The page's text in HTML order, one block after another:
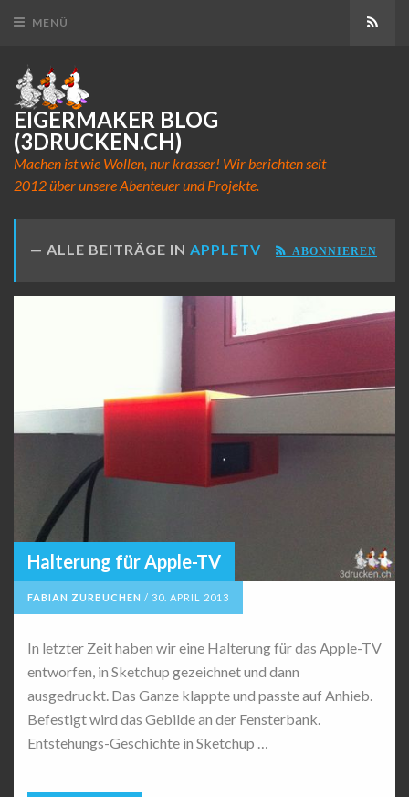
MENÜ
EIGERMAKER BLOG
(3DRUCKEN.CH)
Machen ist wie Wollen, nur krasser! Wir berichten seit
2012 über unsere Abenteuer und Projekte.
ALLE BEITRÄGE IN APPLETV ABONNIEREN
Halterung für Apple-TV
FABIAN ZURBUCHEN / 30. APRIL 2013
In letzter Zeit haben wir eine Halterung für das Apple-TV
entworfen, in Sketchup gezeichnet und dann
ausgedruckt. Das Ganze klappte und passte auf Anhieb.
Befestigt wird das Gebilde an der Fensterbank.
Entstehungs-Geschichte in Sketchup …